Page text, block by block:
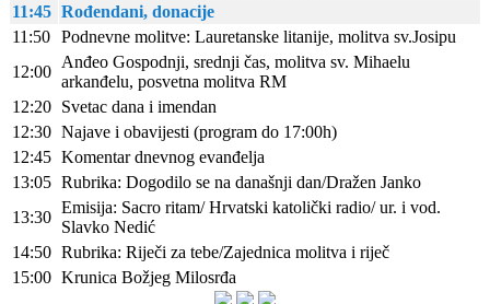
11:45 Rođendani, donacije
11:50 Podnevne molitve: Lauretanske litanije, molitva sv.Josipu
12:00
Anđeo Gospodnji, srednji čas, molitva sv. Mihaelu
arkanđelu, posvetna molitva RM
12:20 Svetac dana i imendan
12:30 Najave i obavijesti (program do 17:00h)
12:45 Komentar dnevnog evanđelja
13:05 Rubrika: Dogodilo se na današnji dan/Dražen Janko
13:30
Emisija: Sacro ritam/ Hrvatski katolički radio/ ur. i vod.
Slavko Nedić
14:50 Rubrika: Riječi za tebe/Zajednica molitva i riječ
15:00 Krunica Božjeg Milosrđa